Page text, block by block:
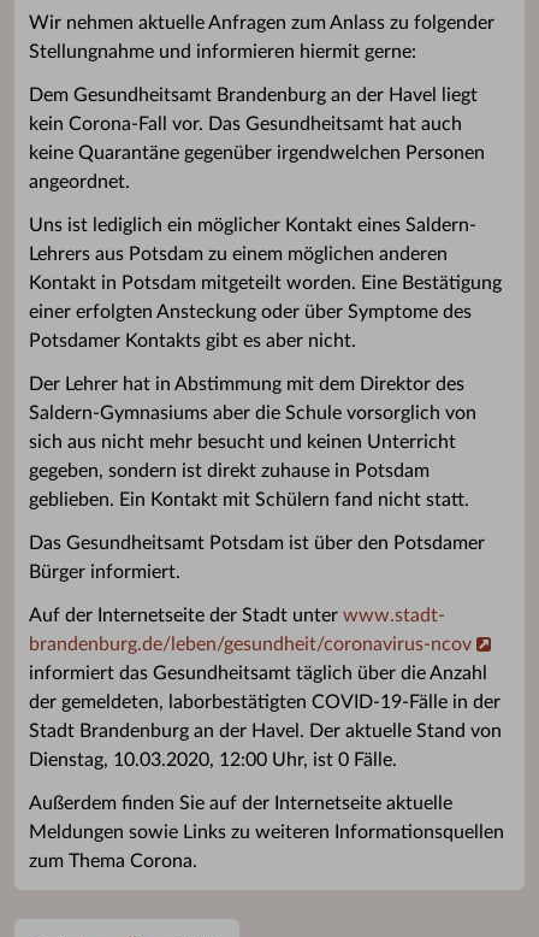
Wir nehmen aktuelle Anfragen zum Anlass zu folgender
Stellungnahme und informieren hiermit gerne:
Dem Gesundheitsamt Brandenburg an der Havel liegt
kein Corona-Fall vor. Das Gesundheitsamt hat auch
keine Quarantäne gegenüber irgendwelchen Personen
angeordnet.
Uns ist lediglich ein möglicher Kontakt eines Saldern-
Lehrers aus Potsdam zu einem möglichen anderen
Kontakt in Potsdam mitgeteilt worden. Eine Bestätigung
einer erfolgten Ansteckung oder über Symptome des
Potsdamer Kontakts gibt es aber nicht.
Der Lehrer hat in Abstimmung mit dem Direktor des
Saldern-Gymnasiums aber die Schule vorsorglich von
sich aus nicht mehr besucht und keinen Unterricht
gegeben, sondern ist direkt zuhause in Potsdam
geblieben. Ein Kontakt mit Schülern fand nicht statt.
Das Gesundheitsamt Potsdam ist über den Potsdamer
Bürger informiert.
Auf der Internetseite der Stadt unter www.stadt-
brandenburg.de/leben/gesundheit/coronavirus-ncov
informiert das Gesundheitsamt täglich über die Anzahl
der gemeldeten, laborbestätigten COVID-19-Fälle in der
Stadt Brandenburg an der Havel. Der aktuelle Stand von
Dienstag, 10.03.2020, 12:00 Uhr, ist 0 Fälle.
Außerdem finden Sie auf der Internetseite aktuelle
Meldungen sowie Links zu weiteren Informationsquellen
zum Thema Corona.